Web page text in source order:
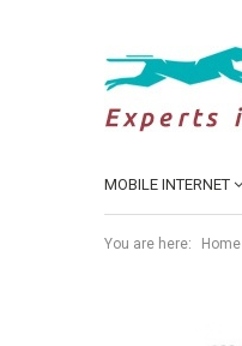
MOBILE INTERNET
You are here: Home